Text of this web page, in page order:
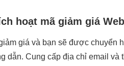
hoạt mã giảm giá
giá và bạn sẽ được chuyển
dẫn. Cung cấp địa chỉ email